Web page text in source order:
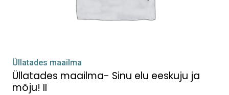
Üllatades maailma
Üllatades maailma- Sinu elu eeskuju ja
mõju! II